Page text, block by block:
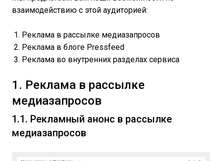
взаимодействию с этой аудиторией:
Реклама в рассылке медиазапросов
Реклама в блоге Pressfeed
Реклама во внутренних разделах сервиса
1. Реклама в рассылке
медиазапросов
1.1. Рекламный анонс в рассылке
медиазапросов